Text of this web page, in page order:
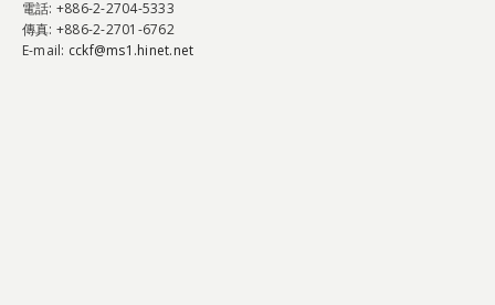
電話: +886-2-2704-5333
傳真: +886-2-2701-6762
E-mail: cckf@ms1.hinet.net